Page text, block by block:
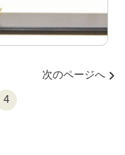
4
次のページへ